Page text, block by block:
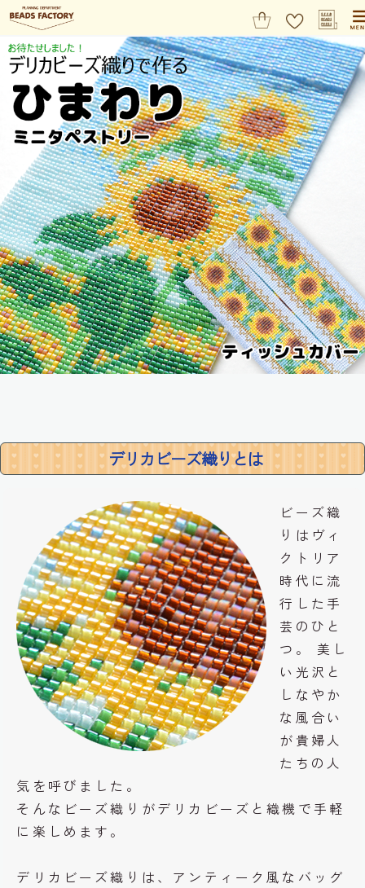
デリカビーズ織りとは
ビーズ織
りはヴィ
クトリア
時代に流
行した手
芸のひと
つ。 美し
い光沢と
しなやか
な風合い
が貴婦人
たちの人
気を呼びました。
そんなビーズ織りがデリカビーズと織機で手軽
に楽しめます。
デリカビーズ織りは、アンティーク風なバッグ